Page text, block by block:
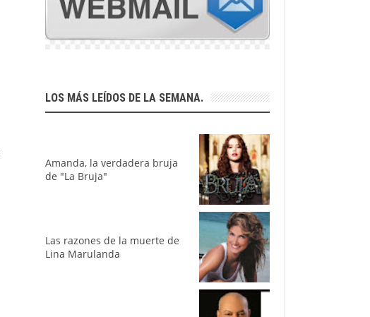
LOS MÁS LEÍDOS DE LA SEMANA.
Amanda, la verdadera bruja
de "La Bruja"
Las razones de la muerte de
Lina Marulanda